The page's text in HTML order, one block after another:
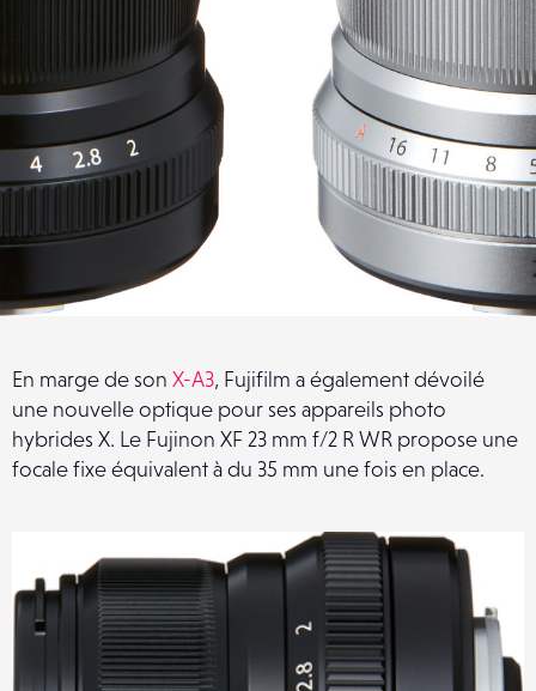
En marge de son X-A3, Fujifilm a également dévoilé
une nouvelle optique pour ses appareils photo
hybrides X. Le Fujinon XF 23 mm f/2 R WR propose une
focale fixe équivalent à du 35 mm une fois en place.